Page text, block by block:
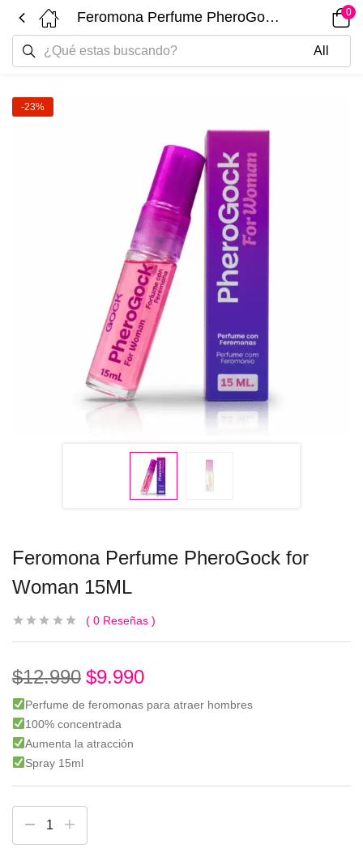
Feromona Perfume PheroGock for Woman 15ML 0
-23%
Feromona Perfume PheroGock for
Woman 15ML
0 Reseñas
$12.990 $9.990
Perfume de feromonas para atraer hombres
100% concentrada
Aumenta la atracción
Spray 15ml